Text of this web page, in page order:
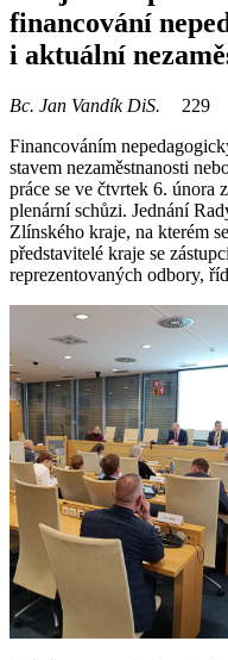
financování
i aktuální
Bc. Jan Vandík DiS.
229
Financováním
stavem nezaměstnanosti
práce se ve čtvrtek 6. února
plenární schůzi. Jednání
Zlínského kraje, na kterém
představitelé kraje se
reprezentovaných odbory,